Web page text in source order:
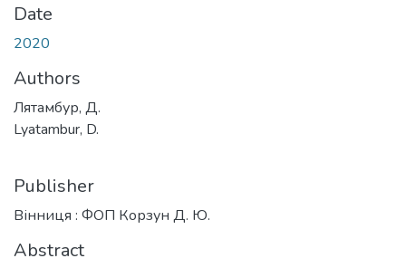
Date
2020
Authors
Лятамбур, Д.
Lyatambur, D.
Publisher
Вінниця : ФОП Корзун Д. Ю.
Abstract